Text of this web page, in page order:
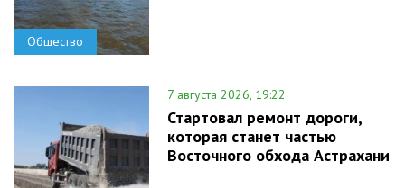
Общество
7 августа 2026, 19:22
Стартовал ремонт дороги,
которая станет частью
Восточного обхода Астрахани